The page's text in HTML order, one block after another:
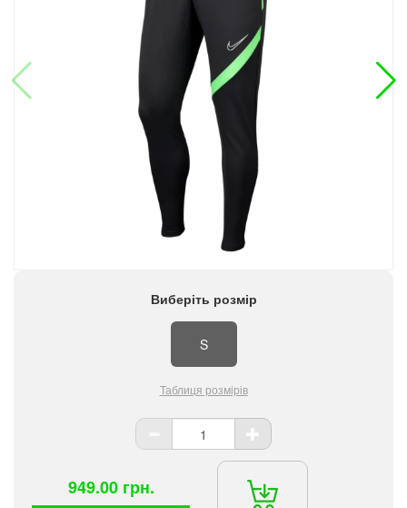
Виберіть розмір
S
Таблиця розмірів
949.00 грн.